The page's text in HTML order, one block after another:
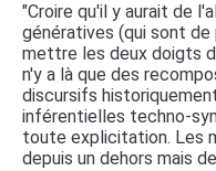
"Croire qu'il y aurait de
génératives (qui sont
mettre les deux doigts
n'y a là que des
discursifs
inférentielles techno-
toute explicitation. Les
depuis un dehors mais